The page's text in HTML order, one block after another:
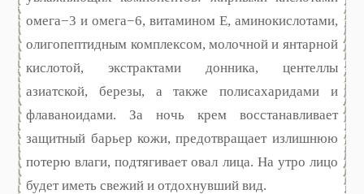
омега−3 и омега−6, витамином E, аминокислотами,
олигопептидным комплексом, молочной и янтарной
кислотой, экстрактами донника, центеллы
азиатской, березы, а также полисахаридами и
флаваноидами. За ночь крем восстанавливает
защитный барьер кожи, предотвращает излишнюю
потерю влаги, подтягивает овал лица. На утро лицо
будет иметь свежий и отдохнувший вид.